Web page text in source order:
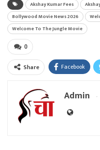
Akshay Kumar Fees
Bollywood Movie News 2026
Welcome To The Jungle Movie
0
Share Facebook
Admin